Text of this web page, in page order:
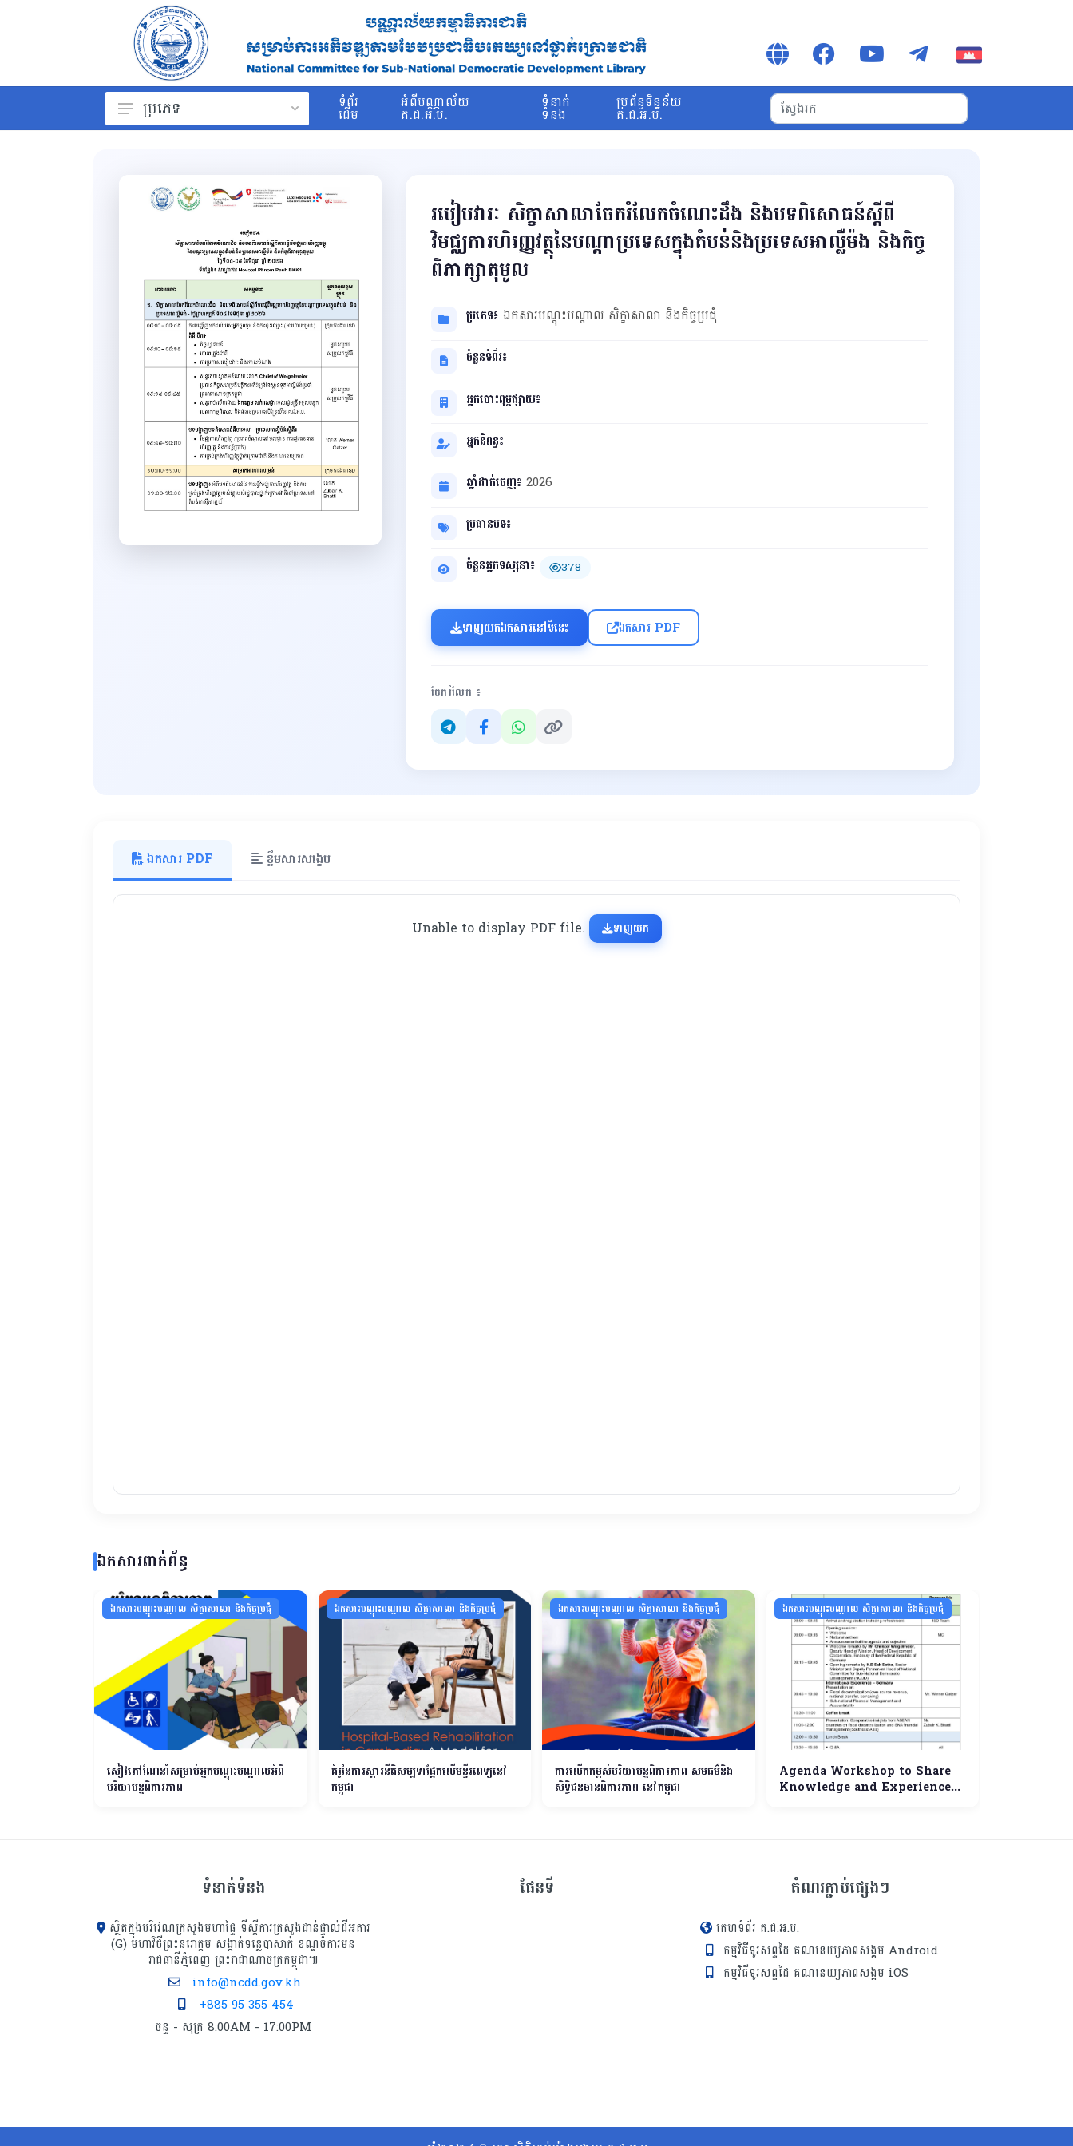
សារាចរ
ប្រកាស
សេចក្ដីណែនាំ
សេចក្ដីសម្រេច
ទម្រង់លិខិតលេខាធិការដ្ឋាន
គ.ជ.អ.ប.
សៀវភៅ
ប្រភេទ ទំព័រ
ដើម
អំពីបណ្ណាល័យ
គ.ជ.អ.ប.
ទំនាក់
ទំនង
ប្រព័ន្ធទិន្នន័យ
គ.ជ.អ.ប.
របៀបវារៈ សិក្ខាសាលាចែករំលែកចំណេះដឹង និងបទពិសោធន៍ស្តីពី
វិមជ្ឈការហិរញ្ញវត្ថុនៃបណ្តាប្រទេសក្នុងតំបន់និងប្រទេសអាល្លឺម៉ង និងកិច្ច
ពិភាក្សាតុមូល
ប្រភេទ៖ ឯកសារបណ្ដុះបណ្ដាល សិក្ខាសាលា និងកិច្ចប្រជុំ
ចំនួនទំព័រ៖
អ្នកបោះពុម្ពផ្សាយ៖
អ្នកនិពន្ធ៖
ឆ្នាំដាក់ចេញ៖ 2026
ប្រធានបទ៖
ចំនួនអ្នកទស្សនា៖
378
ទាញយកឯកសារនៅទីនេះ ឯកសារ PDF
ចែករំលែក ៖
ឯកសារ PDF ខ្លឹមសារសង្ខេប
Unable to display PDF file. ទាញយក
ឯកសារពាក់ព័ន្ធ
ឯកសារបណ្ដុះបណ្ដាល សិក្ខាសាលា និងកិច្ចប្រជុំ
សៀវភៅណែនាំសម្រាប់អ្នកបណ្តុះបណ្តាលអំពី
បរិយាបន្នពិការភាព
ឯកសារបណ្ដុះបណ្ដាល សិក្ខាសាលា និងកិច្ចប្រជុំ
គំរូនៃការស្តារនីតិសម្បទាផ្អែកលើមន្ទីរពេទ្យនៅ
កម្ពុជា
ឯកសារបណ្ដុះបណ្ដាល សិក្ខាសាលា និងកិច្ចប្រជុំ
ការលើកកម្ពស់បរិយាបន្នពិការភាព សមធម៌និង
សិទ្ធិជនមានពិការភាព នៅកម្ពុជា
ឯកសារបណ្ដុះបណ្ដាល សិក្ខាសាលា និងកិច្ចប្រជុំ
Agenda Workshop to Share
Knowledge and Experience
ទំនាក់ទំនង
ស្ថិតក្នុងបរិវេណក្រសួងមហាផ្ទៃ ទីស្ដីការក្រសួង​ជាន់ផ្ទាល់ដីអគារ
(G) មហាវិថីព្រះនរោត្តម សង្កាត់ទន្លេបាសាក់ ខណ្ឌចំការមន
រាជធានីភ្នំពេញ ព្រះរាជាណាចក្រកម្ពុជា៕
info@ncdd.gov.kh
+885 95 355 454
ចន្ទ - សុក្រ 8:00AM - 17:00PM
ផែនទី តំណរភ្ជាប់ផ្សេងៗ
គេហទំព័រ គ.ជ.អ.ប.
កម្មវិធីទូរសព្ទដៃ គណនេយ្យភាពសង្គម Android
កម្មវិធីទូរសព្ទដៃ គណនេយ្យភាពសង្គម iOS